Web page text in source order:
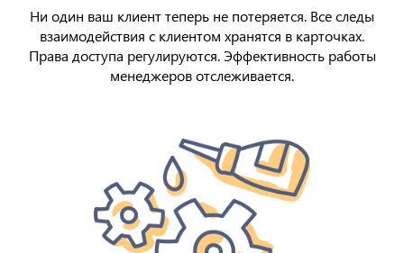
Ни один ваш клиент теперь не потеряется. Все следы
взаимодействия с клиентом хранятся в карточках.
Права доступа регулируются. Эффективность работы
менеджеров отслеживается.